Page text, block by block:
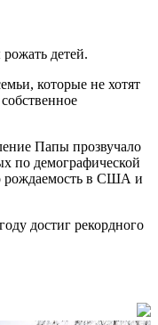
детей.
которые не хотят
Папы прозвучало
по демографической
рождаемость в США и
достиг рекордного